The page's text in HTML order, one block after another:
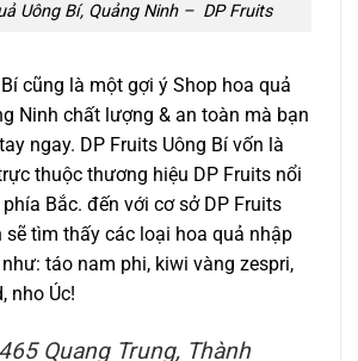
Uông Bí, Quảng Ninh – DP Fruits
cũng là một gợi ý Shop hoa quả
Ninh chất lượng & an toàn mà bạn
ngay. DP Fruits Uông Bí vốn là
thuộc thương hiệu DP Fruits nổi
Bắc. đến với cơ sở DP Fruits
sẽ tìm thấy các loại hoa quả nhập
táo nam phi, kiwi vàng zespri,
nho Úc!
Quang Trung, Thành